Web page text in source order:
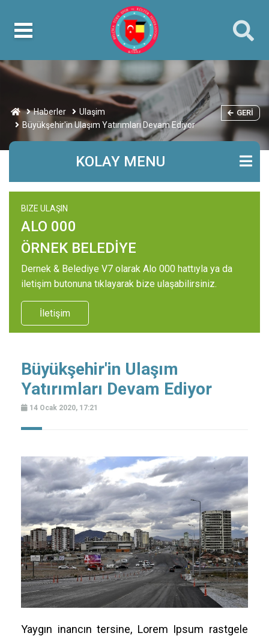
Haberler
Ulaşim
Büyükşehir'in Ulaşım Yatırımları Devam Ediyor
GERI
KOLAY MENU
BIZE ULAŞIN
ALO 000
ÖRNEK BELEDİYE
Dernek & Belediye V7 olarak Alo 000 hattıyla ya da
iletişim butonuna tıklayarak bize ulaşabilirsiniz.
İletişim
Büyükşehir'in Ulaşım
Yatırımları Devam Ediyor
14 Ocak 2020, 17:21
Yaygın inancın tersine, Lorem Ipsum rastgele